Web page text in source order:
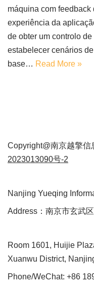
máquina com feedback
experiência da
de obter um controlo
estabelecer cenários
base… Read More »
Copyright@南京越擎信
2023013090号-2
Nanjing Yueqing
Address：南京市玄武
Room 1601, Huijie
Xuanwu District,
Phone/WeChat: +86